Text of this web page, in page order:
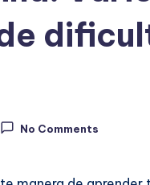
No Comments